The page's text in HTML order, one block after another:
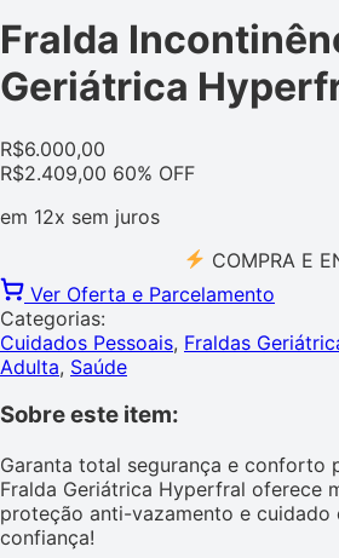
Fralda
Geriátrica
R$6.000,00
R$2.409,00 60% OFF
em 12x sem juros
COMPRA E
Ver Oferta e Parcelamento
Categorias:
Cuidados Pessoais, Fraldas
Adulta, Saúde
Sobre este item:
Garanta total segurança e conforto
Fralda Geriátrica Hyperfral oferece
proteção anti-vazamento e cuidado
confiança!